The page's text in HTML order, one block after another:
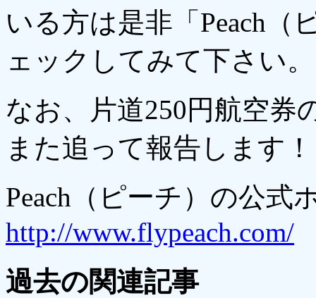
いる方は是非「Peach（
ェックしてみて下さい。
なお、片道250円航空券
また追って報告します！
Peach（ピーチ）の公式
http://www.flypeach.com/
過去の関連記事